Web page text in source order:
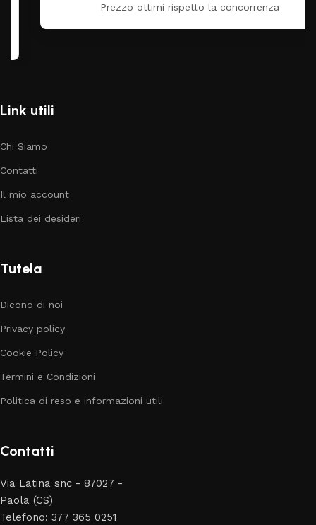
Prezzo ottimi rispetto la concorrenza
Link utili
Chi Siamo
Contatti
Il mio account
Lista dei desideri
Tutela
Dicono di noi
Privacy policy
Cookie Policy
Termini e Condizioni
Politica di reso e informazioni utili
Contatti
Via Latina snc - 87027 -
Paola (CS)
Telefono: 377 365 0251